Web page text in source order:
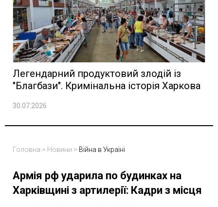
Легендарний продуктовий злодій із
"Благбази". Кримінальна історія Харкова
30.07.2026
Головна > Новини > Війна в Україні
Армія рф ударила по будинках на
Харківщині з артилерії: Кадри з місця